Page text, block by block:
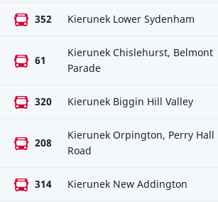
352 Kierunek Lower Sydenham
61
Kierunek Chislehurst, Belmont
Parade
320 Kierunek Biggin Hill Valley
208
Kierunek Orpington, Perry Hall
Road
314 Kierunek New Addington